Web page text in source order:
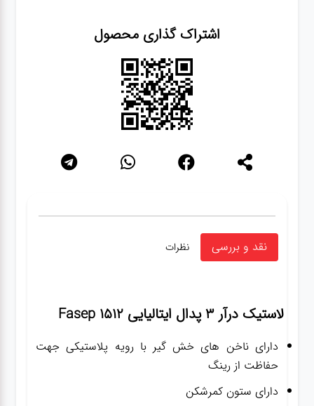
اشتراک گذاری محصول
نقد و بررسی نظرات
لاستیک درآر ۳ پدال ایتالیایی Fasep 1512
دارای ناخن های خش گیر با رویه پلاستیکی جهت
حفاظت از رینگ
دارای ستون کمرشکن